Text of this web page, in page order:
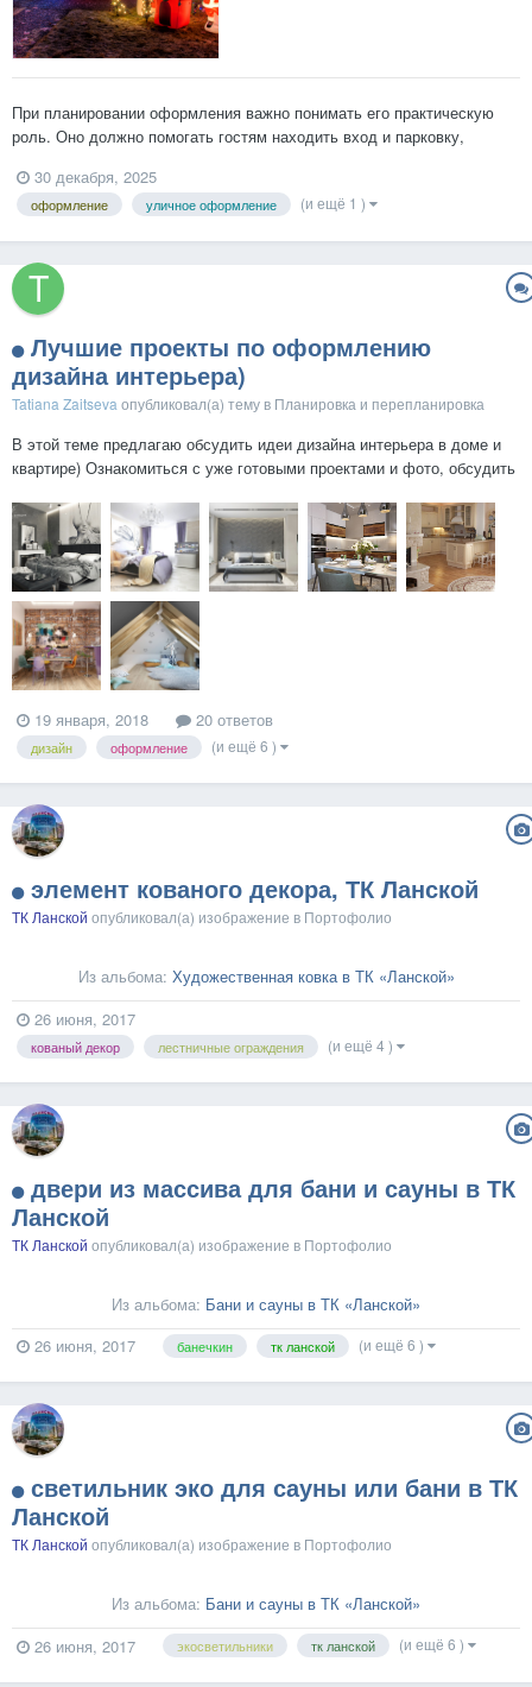
При планировании оформления важно понимать его практическую
роль. Оно должно помогать гостям находить вход и парковку,
При этом уличные решения обязаны выдерживать снег, влагу и
мороз, чтобы не создавать рисков для посетителей...
30 декабря, 2025
оформление уличное оформление (и ещё 1 )
Лучшие проекты по оформлению
дизайна интерьера)
Tatiana Zaitseva опубликовал(а) тему в Планировка и перепланировка
В этой теме предлагаю обсудить идеи дизайна интерьера в доме и
квартире) Ознакомиться с уже готовыми проектами и фото, обсудить
19 января, 2018 20 ответов
дизайн оформление (и ещё 6 )
элемент кованого декора, ТК Ланской
ТК Ланской опубликовал(а) изображение в Портофолио
Из альбома: Художественная ковка в ТК «Ланской»
26 июня, 2017
кованый декор лестничные ограждения (и ещё 4 )
двери из массива для бани и сауны в ТК
Ланской
ТК Ланской опубликовал(а) изображение в Портофолио
Из альбома: Бани и сауны в ТК «Ланской»
26 июня, 2017
банечкин тк ланской (и ещё 6 )
светильник эко для сауны или бани в ТК
Ланской
ТК Ланской опубликовал(а) изображение в Портофолио
Из альбома: Бани и сауны в ТК «Ланской»
26 июня, 2017
экосветильники тк ланской (и ещё 6 )